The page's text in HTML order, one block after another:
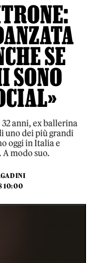
SE
SONO
anni, ex ballerina
uno dei più grandi
oggi in Italia e
modo suo.
10:00